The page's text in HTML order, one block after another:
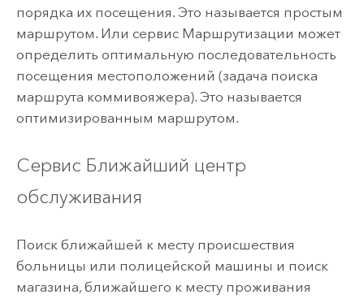
порядка их посещения. Это называется простым
маршрутом. Или сервис Маршрутизации может
определить оптимальную последовательность
посещения местоположений (задача поиска
маршрута коммивояжера). Это называется
оптимизированным маршрутом.
Сервис Ближайший центр
обслуживания
Поиск ближайшей к месту происшествия
больницы или полицейской машины и поиск
магазина, ближайшего к месту проживания